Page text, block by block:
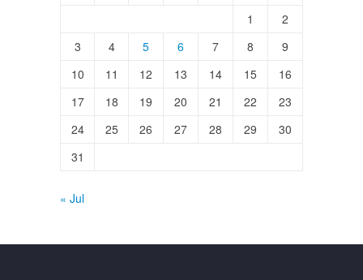
1
2
3
4 5 6 7 8
9
10
11 12 13 14 15
16
17
18 19 20 21 22
23
24
25 26 27 28 29
30
31
« Jul